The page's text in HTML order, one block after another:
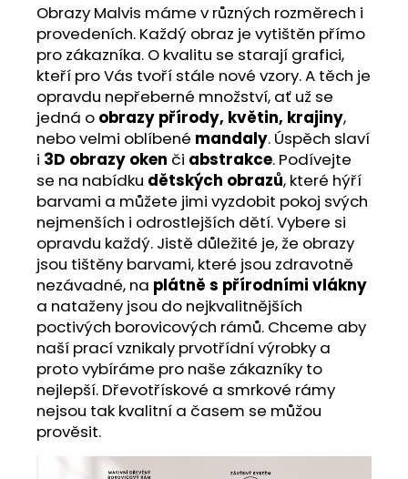
Obrazy Malvis máme v různých rozměrech i
provedeních. Každý obraz je vytištěn přímo
pro zákazníka. O kvalitu se starají grafici,
kteří pro Vás tvoří stále nové vzory. A těch je
opravdu nepřeberné množství, ať už se
jedná o obrazy přírody, květin, krajiny,
nebo velmi oblíbené mandaly. Úspěch slaví
i 3D obrazy oken či abstrakce. Podívejte
se na nabídku dětských obrazů, které hýří
barvami a můžete jimi vyzdobit pokoj svých
nejmenších i odrostlejších dětí. Vybere si
opravdu každý. Jistě důležité je, že obrazy
jsou tištěny barvami, které jsou zdravotně
nezávadné, na plátně s přírodními vlákny
a nataženy jsou do nejkvalitnějších
poctivých borovicových rámů. Chceme aby
naší prací vznikaly prvotřídní výrobky a
proto vybíráme pro naše zákazníky to
nejlepší. Dřevotřískové a smrkové rámy
nejsou tak kvalitní a časem se můžou
prověsit.